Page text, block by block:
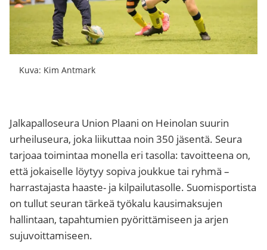
Kuva: Kim Antmark
Jalkapalloseura Union Plaani on Heinolan suurin
urheiluseura, joka liikuttaa noin 350 jäsentä. Seura
tarjoaa toimintaa monella eri tasolla: tavoitteena on,
että jokaiselle löytyy sopiva joukkue tai ryhmä –
harrastajasta haaste- ja kilpailutasolle. Suomisportista
on tullut seuran tärkeä työkalu kausimaksujen
hallintaan, tapahtumien pyörittämiseen ja arjen
sujuvoittamiseen.